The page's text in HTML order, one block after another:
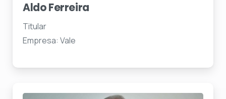
Aldo Ferreira
Titular
Empresa: Vale